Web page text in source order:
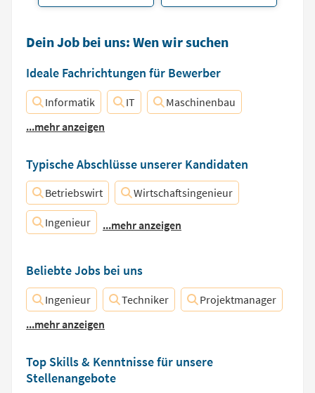
Dein Job bei uns: Wen wir suchen
Ideale Fachrichtungen für Bewerber
Informatik IT
Maschinenbau
...mehr anzeigen
Typische Abschlüsse unserer Kandidaten
Betriebswirt Wirtschaftsingenieur
Ingenieur ...mehr anzeigen
Beliebte Jobs bei uns
Ingenieur Techniker
Projektmanager
...mehr anzeigen
Top Skills & Kenntnisse für unsere
Stellenangebote